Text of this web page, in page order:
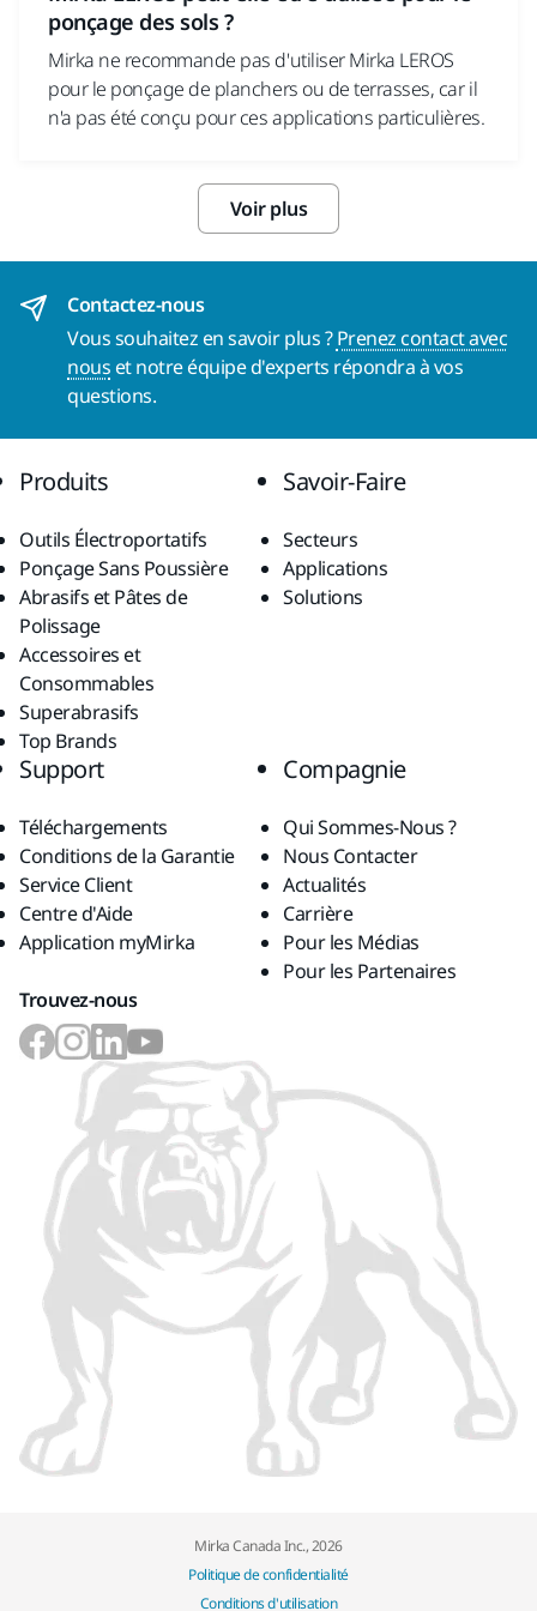
ponçage des sols ?
Mirka ne recommande pas d'utiliser Mirka LEROS
pour le ponçage de planchers ou de terrasses, car il
n'a pas été conçu pour ces applications particulières.
Voir plus
Contactez-nous
Vous souhaitez en savoir plus ?Prenez contact avec
nous et notre équipe d'experts répondra à vos
questions.
Produits
Outils Électroportatifs
Ponçage Sans Poussière
Abrasifs et Pâtes de
Polissage
Accessoires et
Consommables
Superabrasifs
Top Brands
Savoir-Faire
Secteurs
Applications
Solutions
Support
Téléchargements
Conditions de la Garantie
Service Client
Centre d'Aide
Application myMirka
Compagnie
Qui Sommes-Nous ?
Nous Contacter
Actualités
Carrière
Pour les Médias
Pour les Partenaires
Trouvez-nous
Mirka Canada Inc., 2026
Politique de confidentialité
Conditions d'utilisation